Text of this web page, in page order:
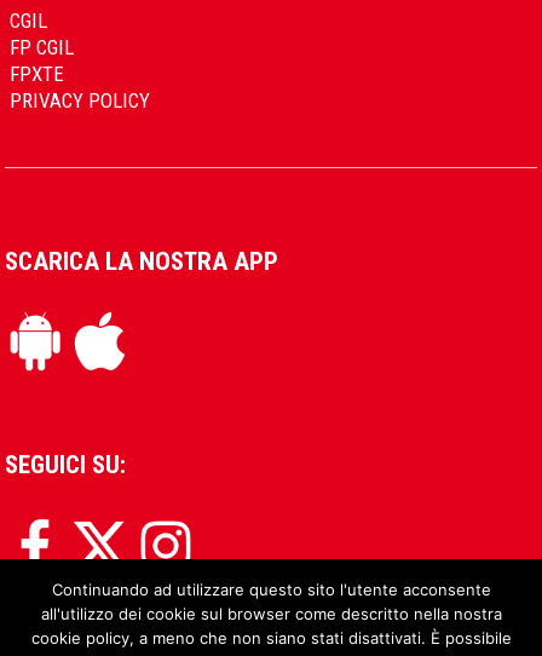
CGIL
FP CGIL
FPXTE
PRIVACY POLICY
SCARICA LA NOSTRA APP
SEGUICI SU:
Continuando ad utilizzare questo sito l'utente acconsente
all'utilizzo dei cookie sul browser come descritto nella nostra
cookie policy, a meno che non siano stati disattivati. È possibile